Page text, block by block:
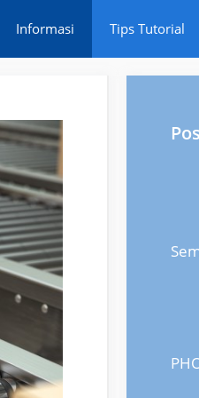
Informasi Tips Tutorial